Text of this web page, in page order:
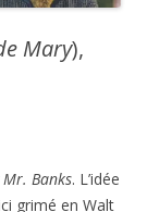
Mary),
Mr. Banks. L’idée
grimé en Walt